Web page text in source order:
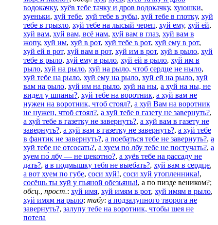
водокачку, хуёв тебе тачку и дров водокачку, хуюшки,
хуеньки, хуй тебе, хуй тебе в зубы, хуй тебе в глотку, хуй
тебе в грызло, хуй тебе на лысый череп, хуй ему, хуй ей,
хуй вам, хуй вам, всё нам, хуй вам в глаз, хуй вам в
жопу, хуй им, хуй в рот, хуй тебе в рот, хуй ему в рот,
хуй ей в рот, хуй вам в рот, хуй им в рот, хуй в рыло, хуй
тебе в рыло, хуй ему в рыло, хуй ей в рыло, хуй им в
рыло, хуй на рыло, хуй на рыло, чтоб сердце не ныло,
хуй тебе на рыло, хуй ему на рыло, хуй ей на рыло, хуй
вам на рыло, хуй им на рыло, хуй на ны, а хуй на ны, не
видел у шпаны?, хуй тебе на воротник, а хуй вам не
нужен на воротник, чтоб стоял?, а хуй Вам на воротник
не нужен, чтоб стоял?, а хуй тебе в газету не завернуть?,
а хуй тебе в газетку не завернуть?, а хуй вам в газету не
завернуть?, а хуй вам в газетку не завернуть?, а хуй тебе
в фантик не завернуть?, а поебаться тебе не завернуть?, а
хуй тебе не отсосать?, а хуем по́ лбу тебе не постучать?, а
хуем по́ лбу — не щекотно?, а хуёв тебе на рассаду не
дать?, а в подмышку тебя не выебать?, хуй вам в сердце,
а вот хуем по губе, соси хуй!, соси хуй утопленника!,
сосёшь ты хуй у пьяной обезьяны!, а по пизде веником?;
обсц., прост.: хуй имя, хуй имям в рот, хуй имям в рыло,
хуй имям на рыло; табу: а подзалупного творога не
завернуть?, залупу тебе на воротник, чтобы шея не
потела